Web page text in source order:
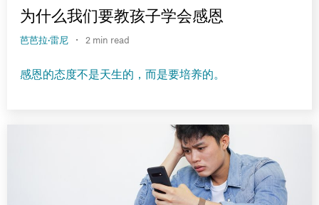
为什么我们要教孩子学会感恩
芭芭拉·雷尼 · 2 min read
感恩的态度不是天生的，而是要培养的。